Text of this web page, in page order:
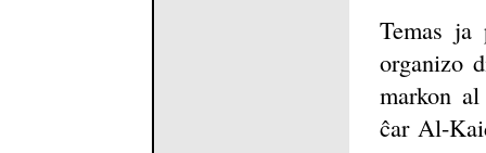
Temas ja
organizo
markon
ĉar Al-